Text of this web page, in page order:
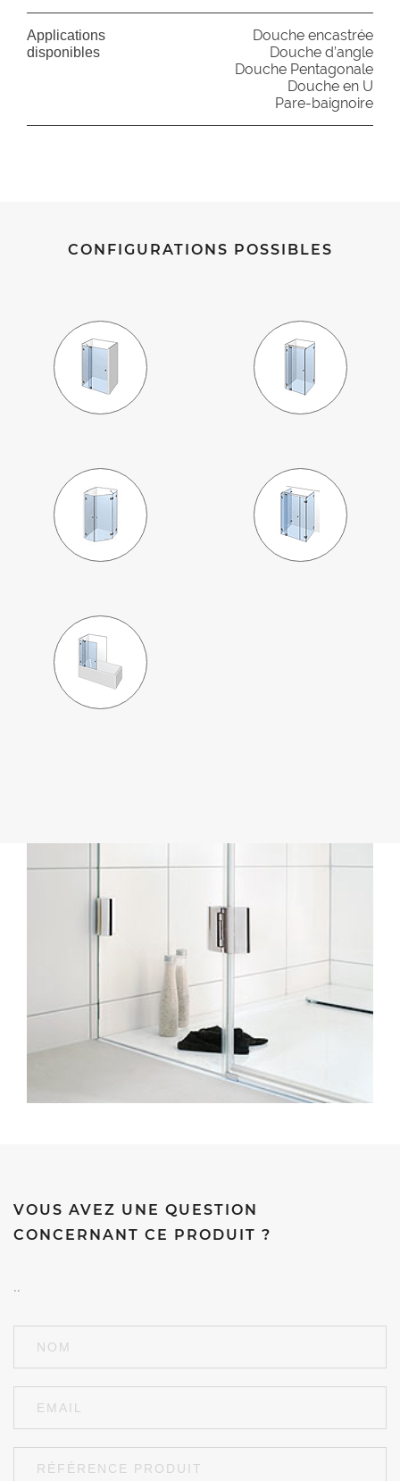
Applications
disponibles
Douche encastrée
Douche d’angle
Douche Pentagonale
Douche en U
Pare-baignoire
CONFIGURATIONS POSSIBLES
VOUS AVEZ UNE QUESTION
CONCERNANT CE PRODUIT ?
..